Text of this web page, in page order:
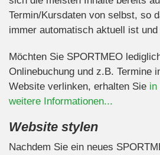
Termin/Kursdaten von selbst, so
immer automatisch aktuell ist und
Möchten Sie SPORTMEO
Onlinebuchung und z.B. Termine
Website verlinken, erhalten Sie in
weitere Informationen...
Website stylen
Nachdem Sie ein neues